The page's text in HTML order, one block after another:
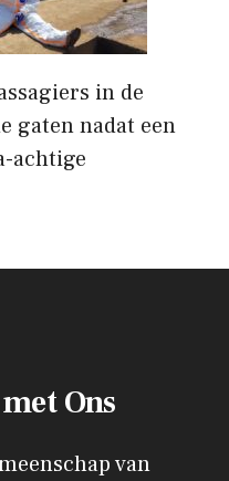
in de
gaten nadat een
achtige
Ons
van